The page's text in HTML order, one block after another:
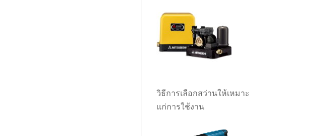
วิธีการเลือกสว่านให้เหมาะ
แก่การใช้งาน